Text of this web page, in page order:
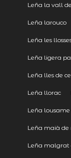
Leña la vall
Leña larouco
Leña les
Leña ligera
Leña lles de
Leña llorac
Leña lousame
Leña maià de
Leña malgrat